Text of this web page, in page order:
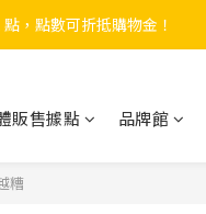
購物金＋首購免運！
，點數可折抵購物金！
販售據點 品牌館
糟